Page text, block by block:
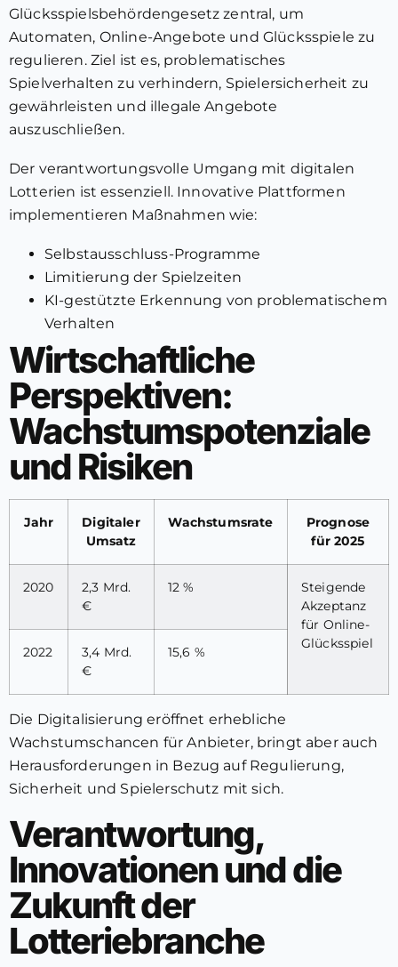
Glücksspielsbehördengesetz zentral, um
Automaten, Online-Angebote und Glücksspiele zu
regulieren. Ziel ist es, problematisches
Spielverhalten zu verhindern, Spielersicherheit zu
gewährleisten und illegale Angebote
auszuschließen.
Der verantwortungsvolle Umgang mit digitalen
Lotterien ist essenziell. Innovative Plattformen
implementieren Maßnahmen wie:
Selbstausschluss-Programme
Limitierung der Spielzeiten
KI-gestützte Erkennung von problematischem
Verhalten
Wirtschaftliche
Perspektiven:
Wachstumspotenziale
und Risiken
Jahr
Digitaler
Umsatz
Wachstumsrate
Prognose
für 2025
2020
2,3 Mrd.
€
12 %
Steigende
Akzeptanz
für Online-
Glücksspiel
2022
3,4 Mrd.
€
15,6 %
Die Digitalisierung eröffnet erhebliche
Wachstumschancen für Anbieter, bringt aber auch
Herausforderungen in Bezug auf Regulierung,
Sicherheit und Spielerschutz mit sich.
Verantwortung,
Innovationen und die
Zukunft der
Lotteriebranche